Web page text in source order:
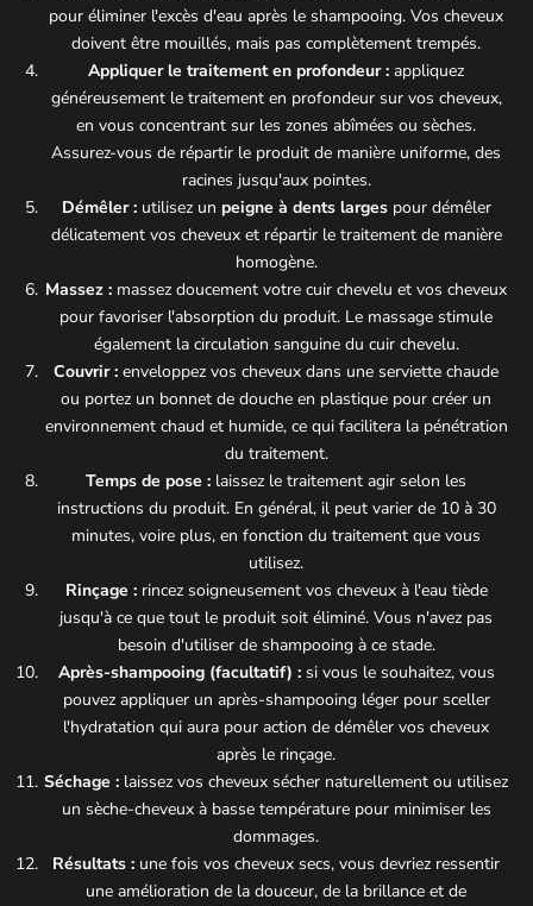
pour éliminer l'excès d'eau après le shampooing. Vos cheveux
doivent être mouillés, mais pas complètement trempés.
Appliquer le traitement en profondeur : appliquez
généreusement le traitement en profondeur sur vos cheveux,
en vous concentrant sur les zones abîmées ou sèches.
Assurez-vous de répartir le produit de manière uniforme, des
racines jusqu'aux pointes.
Démêler :utilisez un peigne à dents largespour démêler
délicatement vos cheveux et répartir le traitement de manière
homogène.
Massez : massez doucement votre cuir chevelu et vos cheveux
pour favoriser l'absorption du produit. Le massage stimule
également la circulation sanguine du cuir chevelu.
Couvrir : enveloppez vos cheveux dans une serviette chaude
ou portez un bonnet de douche en plastique pour créer un
environnement chaud et humide, ce qui facilitera la pénétration
du traitement.
Temps de pose : laissez le traitement agir selon les
instructions du produit. En général, il peut varier de 10 à 30
minutes, voire plus, en fonction du traitement que vous
utilisez.
Rinçage :rincez soigneusement vos cheveux à l'eau tiède
jusqu'à ce que tout le produit soit éliminé. Vous n'avez pas
besoin d'utiliser de shampooing à ce stade.
Après-shampooing (facultatif) :si vous le souhaitez, vous
pouvez appliquer un après-shampooing léger pour sceller
l'hydratation qui aura pour action de démêler vos cheveux
après le rinçage.
Séchage : laissez vos cheveux sécher naturellement ou utilisez
un sèche-cheveux à basse température pour minimiser les
dommages.
Résultats : une fois vos cheveux secs, vous devriez ressentir
une amélioration de la douceur, de la brillance et de